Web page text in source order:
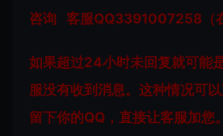
咨询 客服QQ3391007258（
如果超过24小时未回复就可能
服没有收到消息。这种情况可
留下你的QQ，直接让客服加您